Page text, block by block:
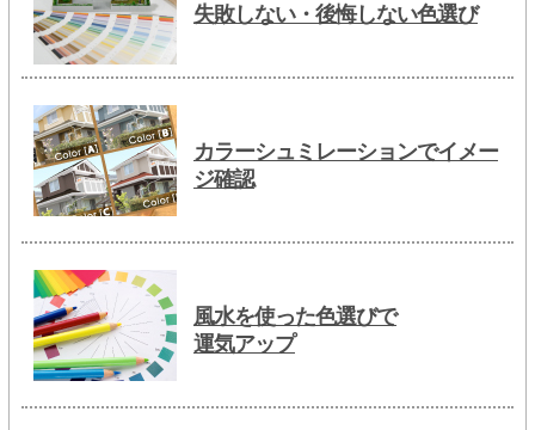
失敗しない・後悔しない色選び
カラーシュミレーションでイメー
ジ確認
風水を使った色選びで
運気アップ